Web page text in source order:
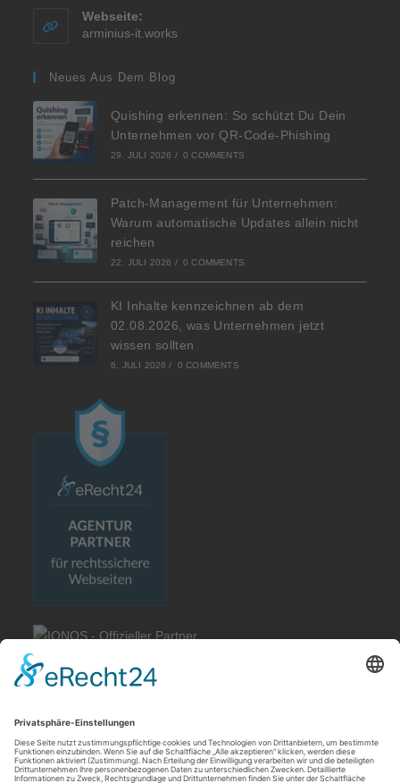
Webseite:
arminius-it.works
Neues Aus Dem Blog
Quishing erkennen: So schützt Du Dein
Unternehmen vor QR-Code-Phishing
29. JULI 2026 / 0 COMMENTS
Patch-Management für Unternehmen:
Warum automatische Updates allein nicht
reichen
22. JULI 2026 / 0 COMMENTS
KI Inhalte kennzeichnen ab dem
02.08.2026, was Unternehmen jetzt
wissen sollten
6. JULI 2026 / 0 COMMENTS
Rechtliches
Allgemeine Geschäftsbedingungen
Impressum